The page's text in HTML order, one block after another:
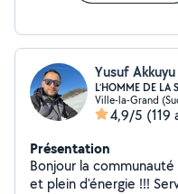
Yusuf Akkuyu
L’HOMME DE LA
Ville-la-Grand
4,9/5 (119
Présentation
Bonjour la
et plein d'énergie !!!